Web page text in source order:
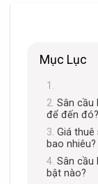
Mục Lục
Sân cầu
để đến đó?
Giá thuê
bao nhiêu?
Sân cầu
bật nào?